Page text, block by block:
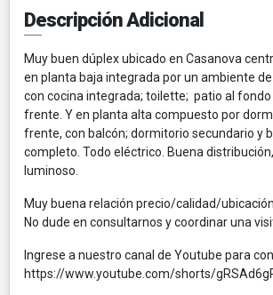
Descripción Adicional
Muy buen dúplex ubicado en Casanova
en planta baja integrada por un ambiente
con cocina integrada; toilette; patio al fondo
frente. Y en planta alta compuesto por
frente, con balcón; dormitorio secundario y
completo. Todo eléctrico. Buena
luminoso.
Muy buena relación precio/calidad/ubicación.
No dude en consultarnos y coordinar una
Ingrese a nuestro canal de Youtube para
https://www.youtube.com/shorts/